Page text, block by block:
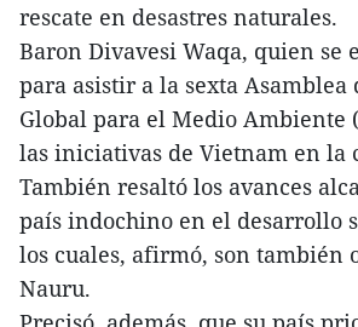
rescate en desastres naturales.
Baron Divavesi Waqa, quien se
para asistir a la sexta Asamblea
Global para el Medio Ambiente
las iniciativas de Vietnam en la
También resaltó los avances
país indochino en el desarrollo
los cuales, afirmó, son también
Nauru.